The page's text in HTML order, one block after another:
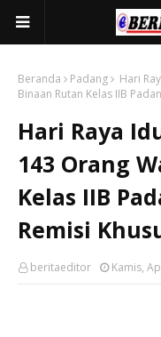
Beranda Padang
Hari
Binaan Rutan Kelas IIB
Hari Raya
143 Orang
Kelas IIB
Remisi
beritaeditor Kamis,